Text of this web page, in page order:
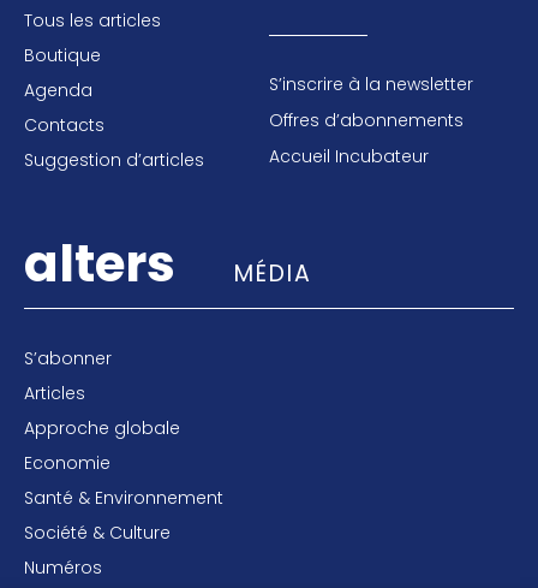
Tous les articles
Boutique
Agenda
Contacts
Suggestion d’articles
S’inscrire à la newsletter
Offres d’abonnements
Accueil Incubateur
alters MÉDIA
S’abonner
Articles
Approche globale
Economie
Santé & Environnement
Société & Culture
Numéros